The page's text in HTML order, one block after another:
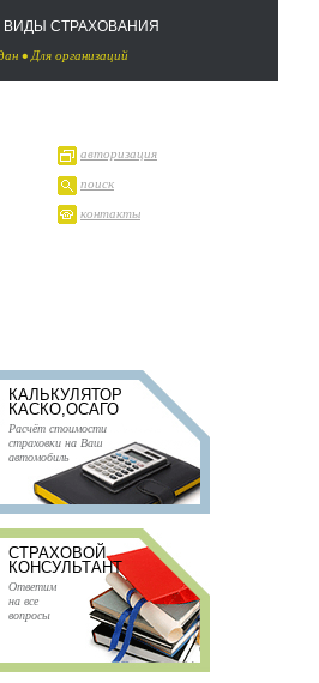
ВИДЫ СТРАХОВАНИЯ
•Для организаций
авторизация
поиск
контакты
КАЛЬКУЛЯТОР
КАСКО,ОСАГО
Расчёт стоимости
страховки на Ваш
автомобиль
СТРАХОВОЙ
КОНСУЛЬТАНТ
Ответим
на все
вопросы